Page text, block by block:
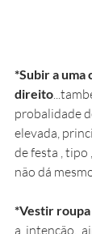
*Subir a uma
direito
probalidade
elevada,
de festa , tipo
não dá
*Vestir
a  intenção,